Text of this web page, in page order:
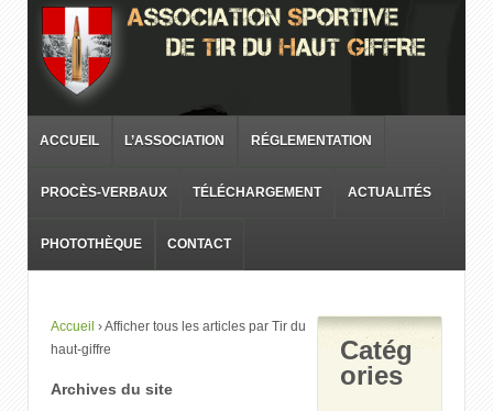
ACCUEIL L’ASSOCIATION RÉGLEMENTATION
PROCÈS-VERBAUX TÉLÉCHARGEMENT ACTUALITÉS
PHOTOTHÈQUE CONTACT
Accueil ›Afficher tous les articles par Tir du
haut-giffre
Archives du site
Catég
ories